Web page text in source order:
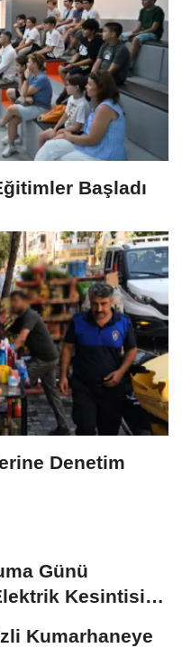
Başladı
Denetim
Günü
Kesintisi
Kumarhaneye